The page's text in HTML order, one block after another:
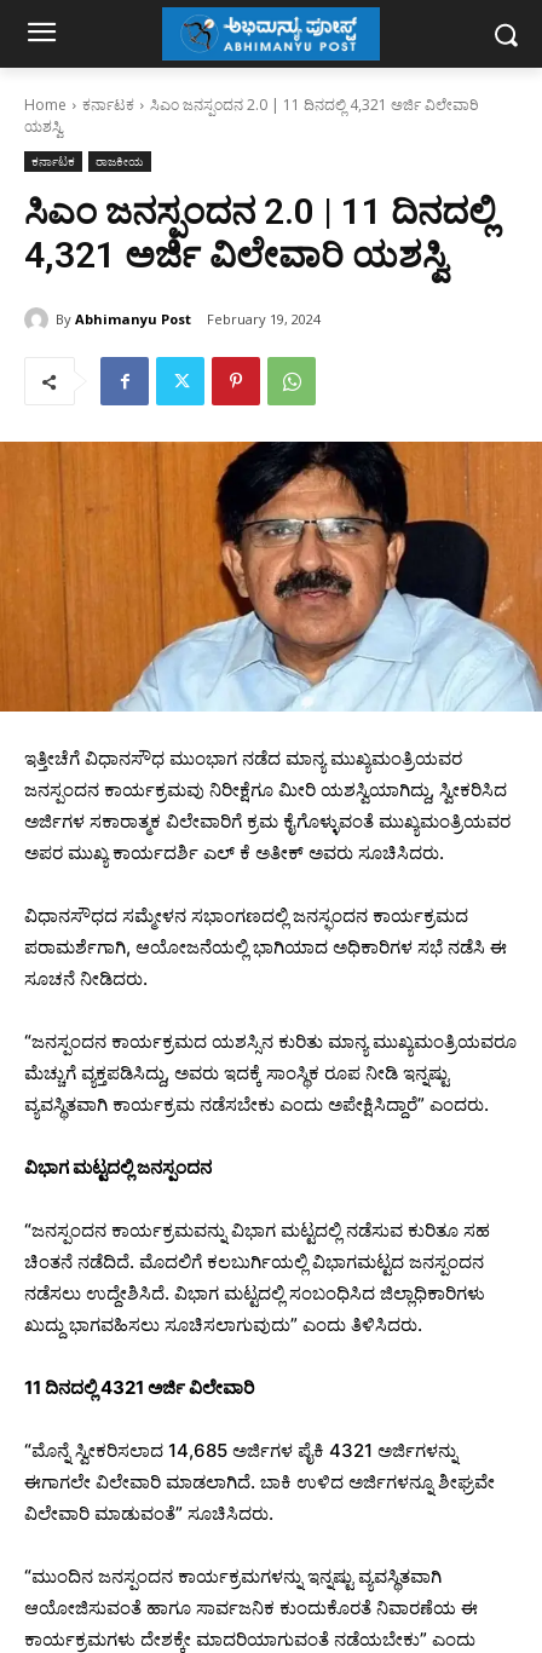
Home ಕರ್ನಾಟಕ
ಸಿಎಂ ಜನಸ್ಪಂದನ 2.0 | 11 ದಿನದಲ್ಲಿ 4,321 ಅರ್ಜಿ ವಿಲೇವಾರಿ
ಯಶಸ್ವಿ
ಕರ್ನಾಟಕ ರಾಜಕೀಯ
ಸಿಎಂ ಜನಸ್ಪಂದನ 2.0 | 11 ದಿನದಲ್ಲಿ
4,321 ಅರ್ಜಿ ವಿಲೇವಾರಿ ಯಶಸ್ವಿ
By Abhimanyu Post February 19, 2024
ಇತ್ತೀಚೆಗೆ ವಿಧಾನಸೌಧ ಮುಂಭಾಗ ನಡೆದ ಮಾನ್ಯ ಮುಖ್ಯಮಂತ್ರಿಯವರ
ಜನಸ್ಪಂದನ ಕಾರ್ಯಕ್ರಮವು ನಿರೀಕ್ಷೆಗೂ ಮೀರಿ ಯಶಸ್ವಿಯಾಗಿದ್ದು, ಸ್ವೀಕರಿಸಿದ
ಅರ್ಜಿಗಳ ಸಕಾರಾತ್ಮಕ ವಿಲೇವಾರಿಗೆ ಕ್ರಮ ಕೈಗೊಳ್ಳುವಂತೆ ಮುಖ್ಯಮಂತ್ರಿಯವರ
ಅಪರ ಮುಖ್ಯ ಕಾರ್ಯದರ್ಶಿ ಎಲ್ ಕೆ ಅತೀಕ್‌ ಅವರು ಸೂಚಿಸಿದರು.
ವಿಧಾನಸೌಧದ ಸಮ್ಮೇಳನ ಸಭಾಂಗಣದಲ್ಲಿ ಜನಸ್ಫಂದನ ಕಾರ್ಯಕ್ರಮದ
ಪರಾಮರ್ಶೆಗಾಗಿ, ಆಯೋಜನೆಯಲ್ಲಿ ಭಾಗಿಯಾದ ಅಧಿಕಾರಿಗಳ ಸಭೆ ನಡೆಸಿ ಈ
ಸೂಚನೆ ನೀಡಿದರು.
“ಜನಸ್ಪಂದನ ಕಾರ್ಯಕ್ರಮದ ಯಶಸ್ಸಿನ ಕುರಿತು ಮಾನ್ಯ ಮುಖ್ಯಮಂತ್ರಿಯವರೂ
ಮೆಚ್ಚುಗೆ ವ್ಯಕ್ತಪಡಿಸಿದ್ದು, ಅವರು ಇದಕ್ಕೆ ಸಾಂಸ್ಥಿಕ ರೂಪ ನೀಡಿ ಇನ್ನಷ್ಟು
ವ್ಯವಸ್ಥಿತವಾಗಿ ಕಾರ್ಯಕ್ರಮ ನಡೆಸಬೇಕು ಎಂದು ಅಪೇಕ್ಷಿಸಿದ್ದಾರೆ” ಎಂದರು.
ವಿಭಾಗ ಮಟ್ಟದಲ್ಲಿ ಜನಸ್ಪಂದನ
“ಜನಸ್ಪಂದನ ಕಾರ್ಯಕ್ರಮವನ್ನು ವಿಭಾಗ ಮಟ್ಟದಲ್ಲಿ ನಡೆಸುವ ಕುರಿತೂ ಸಹ
ಚಿಂತನೆ ನಡೆದಿದೆ. ಮೊದಲಿಗೆ ಕಲಬುರ್ಗಿಯಲ್ಲಿ ವಿಭಾಗಮಟ್ಟದ ಜನಸ್ಪಂದನ
ನಡೆಸಲು ಉದ್ದೇಶಿಸಿದೆ. ವಿಭಾಗ ಮಟ್ಟದಲ್ಲಿ ಸಂಬಂಧಿಸಿದ ಜಿಲ್ಲಾಧಿಕಾರಿಗಳು
ಖುದ್ದು ಭಾಗವಹಿಸಲು ಸೂಚಿಸಲಾಗುವುದು” ಎಂದು ತಿಳಿಸಿದರು.
11 ದಿನದಲ್ಲಿ 4321 ಅರ್ಜಿ ವಿಲೇವಾರಿ
“ಮೊನ್ನೆ ಸ್ವೀಕರಿಸಲಾದ 14,685 ಅರ್ಜಿಗಳ ಪೈಕಿ 4321 ಅರ್ಜಿಗಳನ್ನು
ಈಗಾಗಲೇ ವಿಲೇವಾರಿ ಮಾಡಲಾಗಿದೆ. ಬಾಕಿ ಉಳಿದ ಅರ್ಜಿಗಳನ್ನೂ ಶೀಘ್ರವೇ
ವಿಲೇವಾರಿ ಮಾಡುವಂತೆ” ಸೂಚಿಸಿದರು.
“ಮುಂದಿನ ಜನಸ್ಪಂದನ ಕಾರ್ಯಕ್ರಮಗಳನ್ನು ಇನ್ನಷ್ಟು ವ್ಯವಸ್ಥಿತವಾಗಿ
ಆಯೋಜಿಸುವಂತೆ ಹಾಗೂ ಸಾರ್ವಜನಿಕ ಕುಂದುಕೊರತೆ ನಿವಾರಣೆಯ ಈ
ಕಾರ್ಯಕ್ರಮಗಳು ದೇಶಕ್ಕೇ ಮಾದರಿಯಾಗುವಂತೆ ನಡೆಯಬೇಕು” ಎಂದು